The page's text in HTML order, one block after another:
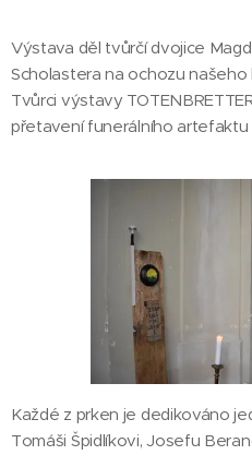
Výstava děl tvůrčí dvojice
Scholastera na ochozu
Tvůrci výstavy
přetavení funerálního artefaktu
Každé z prken je dedikováno
Tomáši Špidlíkovi, Josefu